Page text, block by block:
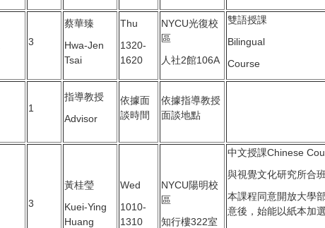
3
蔡華臻
Hwa-Jen
Tsai
Thu
1320-
1620
NYCU光復校
區
人社2館106A
雙語授課
Bilingual
Course
1
指導教授
Advisor
依據面
談時間
依據指導教授
面談地點
3
黃桂瑩
Kuei-Ying
Huang
Wed
1010-
1310
NYCU陽明校
區
知行樓322室
中文授課Chinese
與視覺文化研究所合
本課程同意開放大學
意後，始能以紙本加